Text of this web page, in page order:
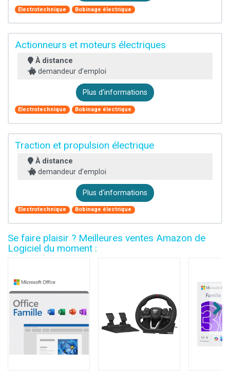
Electrotechnique Bobinage électrique
Actionneurs et moteurs électriques
À distance
demandeur d’emploi
Plus d'informations
Electrotechnique Bobinage électrique
Traction et propulsion électrique
À distance
demandeur d’emploi
Plus d'informations
Electrotechnique Bobinage électrique
Se faire plaisir ? Meilleures ventes Amazon de
Logiciel du moment :